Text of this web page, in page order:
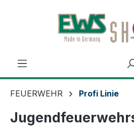
Zum Hauptinhalt springen
FEUERWEHR Profi Linie